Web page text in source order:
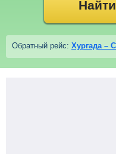
Обратный рейс: Хургада –